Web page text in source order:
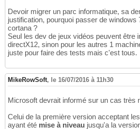
Devoir migrer un parc informatique, sa
justification, pourquoi passer de windows
cortana ?
Seul les dev de jeux vidéos peuvent être
directX12, sinon pour les autres 1
juste pour faire des tests mais c'est tous.
MikeRowSoft, le 16/07/2016 à 11h30
Microsoft devrait informé sur un cas très
Celui de la première version acceptant les
ayant été mise à niveau jusqu'a la